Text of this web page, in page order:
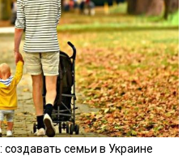
семьи в Украине